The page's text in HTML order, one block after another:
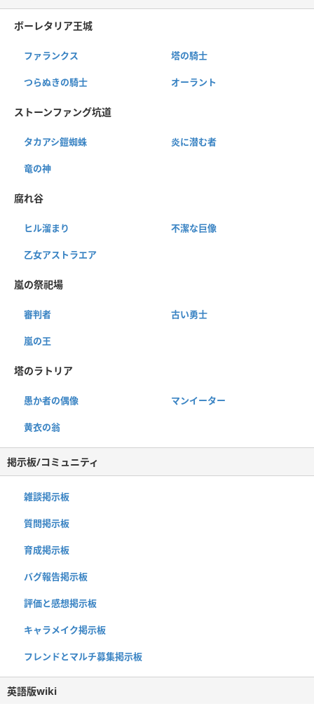
ボーレタリア王城
ファランクス 塔の騎士
つらぬきの騎士 オーラント
ストーンファング坑道
タカアシ鎧蜘蛛 炎に潜む者
竜の神
腐れ谷
ヒル溜まり 不潔な巨像
乙女アストラエア
嵐の祭祀場
審判者 古い勇士
嵐の王
塔のラトリア
愚か者の偶像 マンイーター
黄衣の翁
掲示板/コミュニティ
雑談掲示板
質問掲示板
育成掲示板
バグ報告掲示板
評価と感想掲示板
キャラメイク掲示板
フレンドとマルチ募集掲示板
英語版wiki